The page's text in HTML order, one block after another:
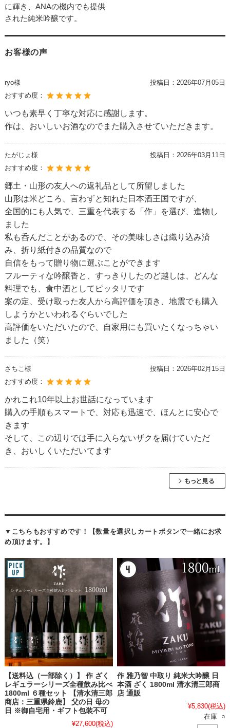
に輝き、ANAの機内でも提供
された純米吟醸です。
お客様の声
ryo様 投稿日： 2026年07月05日
おすすめ度：
いつも素早く丁寧な対応に感謝します。
作は、おいしいお酒なのでまた購入させていただきます。
たがじょ様 投稿日： 2026年03月11日
おすすめ度：
郷土・山形の友人への返礼品として所望しました
山形は米どころ、言わずと知れた日本酒王国ですが、
全国的にも人気で、三重を代表する「作」を選び、進物し
ました
私も呑んだことがあるので、その美味しさは織り込み済
み、折り紙付きの品質なので
自信をもって贈り物に選ぶことができます
フルーティな吟醸香と、すっきりしたのど越しは、どんな
料理でも、食中酒としてピッタリです
案の定、受け取った友人から高評価を頂き、地震でも購入
しようかといわれるぐらいでした
高評価をいただいたので、自家用にも買いたくなっちゃい
ました（笑）
さちこ様 投稿日： 2026年02月15日
おすすめ度：
かれこれ10年以上お世話になっています
購入の手順もスマートで、対応も迅速で、ほんとに安心で
きます
そして、この辺りでは手に入らないザクを届けていただ
き、おいしくいただいてます
▼こちらもおすすめです！【数量を選択しカートボタンで一緒にお求
め頂けます。】
【送料込（一部除く）】 作 ざく
レギュラーシリーズ全種飲み比べ
1800ml ６種セット 【清水清三郎
商店：三重県鈴鹿】 父の日 母の
日 ※御自宅用・ギフト包装不可
¥27,600(税込)
作 雅乃智 中取り 純米大吟醸 日
本酒 ざく 1800ml 清水清三郎商
店 通販
¥5,830(税込)
在庫 ○